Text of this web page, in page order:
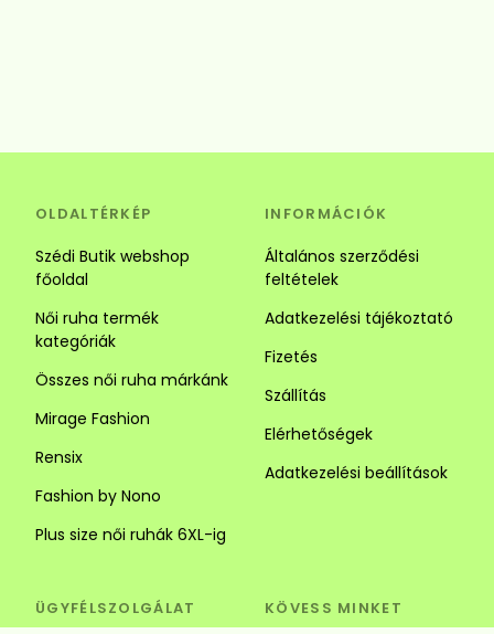
OLDALTÉRKÉP
Szédi Butik webshop
főoldal
Női ruha termék
kategóriák
Összes női ruha márkánk
Mirage Fashion
Rensix
Fashion by Nono
Plus size női ruhák 6XL-ig
INFORMÁCIÓK
Általános szerződési
feltételek
Adatkezelési tájékoztató
Fizetés
Szállítás
Elérhetőségek
Adatkezelési beállítások
ÜGYFÉLSZOLGÁLAT KÖVESS MINKET